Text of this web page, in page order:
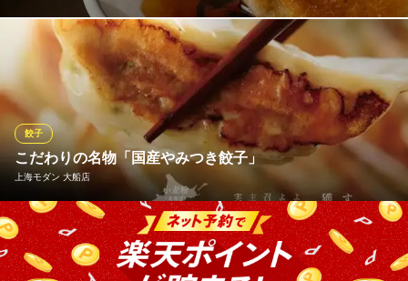
元気になれる餃子居酒屋
ＪＲ大船駅 徒歩1分
神奈川県鎌倉市大船1-5-7
点心師が一つひとつ丁寧に包んだ「自家製焼き餃子」は必食！カ
リッとした皮と溢れ出す肉汁のコントラストがたまりません。カ
ラフルで可愛い「五色小籠包」など、目でも舌でも楽しめる本格
中華が勢揃い。
福包酒場 大船店
餃子と小籠包酒場
ＪＲ大船駅 徒歩1分
神奈川県鎌倉市大船1-6-6 2F
こだわりの名物「国産やみつき餃子」
上海モダン 大船店
餃子
当店にご来店いただいた際、絶対に外せないのが人気No.1メニュ
ー「国産やみつき餃子」。一口食べればジュワッとあふれ出す肉
汁と、素材の旨みが口いっぱいに広がります。お酒のお供はもち